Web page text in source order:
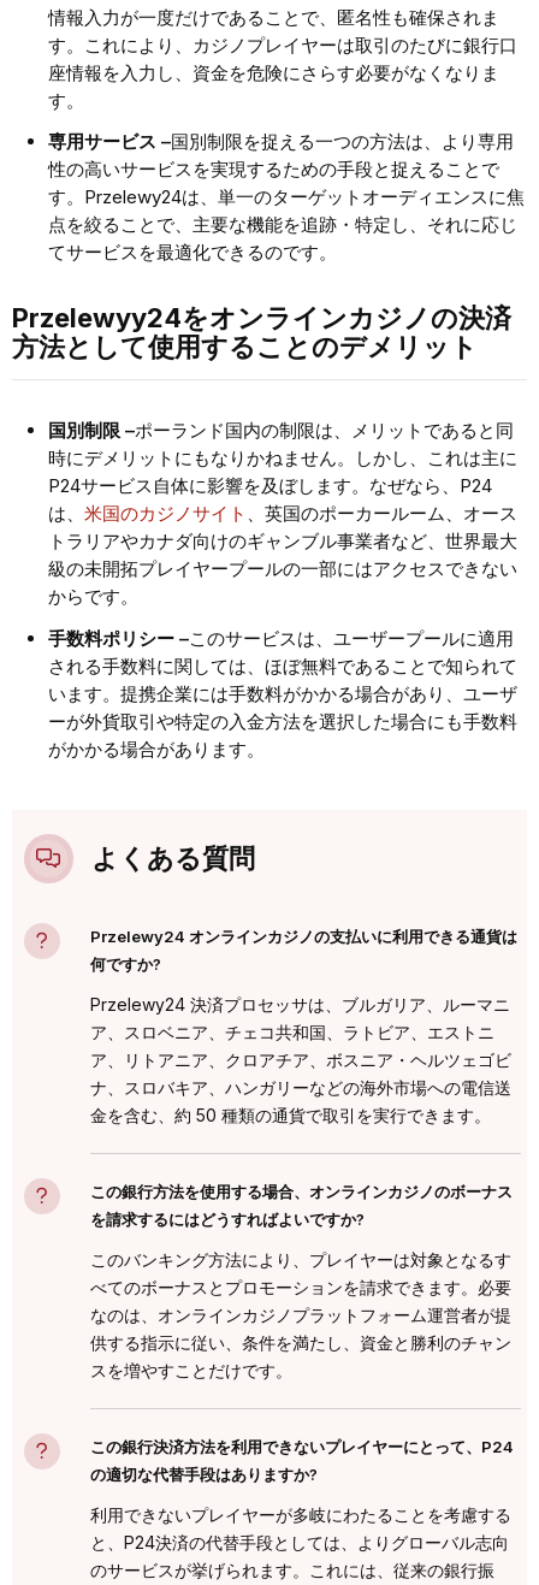
情報入力が一度だけであることで、匿名性も確保されま
す。これにより、カジノプレイヤーは取引のたびに銀行口
座情報を入力し、資金を危険にさらす必要がなくなりま
す。
専用サービス –国別制限を捉える一つの方法は、より専用
性の高いサービスを実現するための手段と捉えることで
す。Przelewy24は、単一のターゲットオーディエンスに焦
点を絞ることで、主要な機能を追跡・特定し、それに応じ
てサービスを最適化できるのです。
Przelewyy24をオンラインカジノの決済
方法として使用することのデメリット
国別制限 –ポーランド国内の制限は、メリットであると同
時にデメリットにもなりかねません。しかし、これは主に
P24サービス自体に影響を及ぼします。なぜなら、P24
は、 米国のカジノサイト 、英国のポーカールーム、オース
トラリアやカナダ向けのギャンブル事業者など、世界最大
級の未開拓プレイヤープールの一部にはアクセスできない
からです。
手数料ポリシー –このサービスは、ユーザープールに適用
される手数料に関しては、ほぼ無料であることで知られて
います。提携企業には手数料がかかる場合があり、ユーザ
ーが外貨取引や特定の入金方法を選択した場合にも手数料
がかかる場合があります。
よくある質問
Przelewy24 オンラインカジノの支払いに利用できる通貨は
何ですか?
Przelewy24 決済プロセッサは、ブルガリア、ルーマニ
ア、スロベニア、チェコ共和国、ラトビア、エストニ
ア、リトアニア、クロアチア、ボスニア・ヘルツェゴビ
ナ、スロバキア、ハンガリーなどの海外市場への電信送
金を含む、約 50 種類の通貨で取引を実行できます。
この銀行方法を使用する場合、オンラインカジノのボーナス
を請求するにはどうすればよいですか?
このバンキング方法により、プレイヤーは対象となるす
べてのボーナスとプロモーションを請求できます。必要
なのは、オンラインカジノプラットフォーム運営者が提
供する指示に従い、条件を満たし、資金と勝利のチャン
スを増やすことだけです。
この銀行決済方法を利用できないプレイヤーにとって、P24
の適切な代替手段はありますか?
利用できないプレイヤーが多岐にわたることを考慮する
と、P24決済の代替手段としては、よりグローバル志向
のサービスが挙げられます。これには、従来の銀行振